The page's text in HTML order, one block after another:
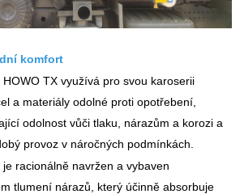
komfort
HOWO TX využívá pro svou karoserii
a materiály odolné proti opotřebení,
odolnost vůči tlaku, nárazům a korozi a
provoz v náročných podmínkách.
je racionálně navržen a vybaven
tlumení nárazů, který účinně absorbuje